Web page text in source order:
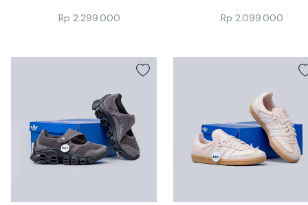
Rp 2.299.000
Rp 2.099.000